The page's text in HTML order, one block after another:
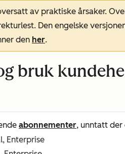
av praktiske årsaker.
Den engelske
den her.
bruk
abonnementer, unntatt
Enterprise